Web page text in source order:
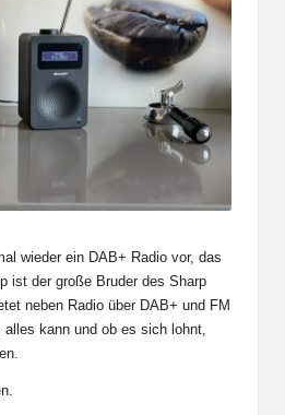
wieder ein DAB+ Radio vor, das
ist der große Bruder des Sharp
neben Radio über DAB+ und FM
kann und ob es sich lohnt,